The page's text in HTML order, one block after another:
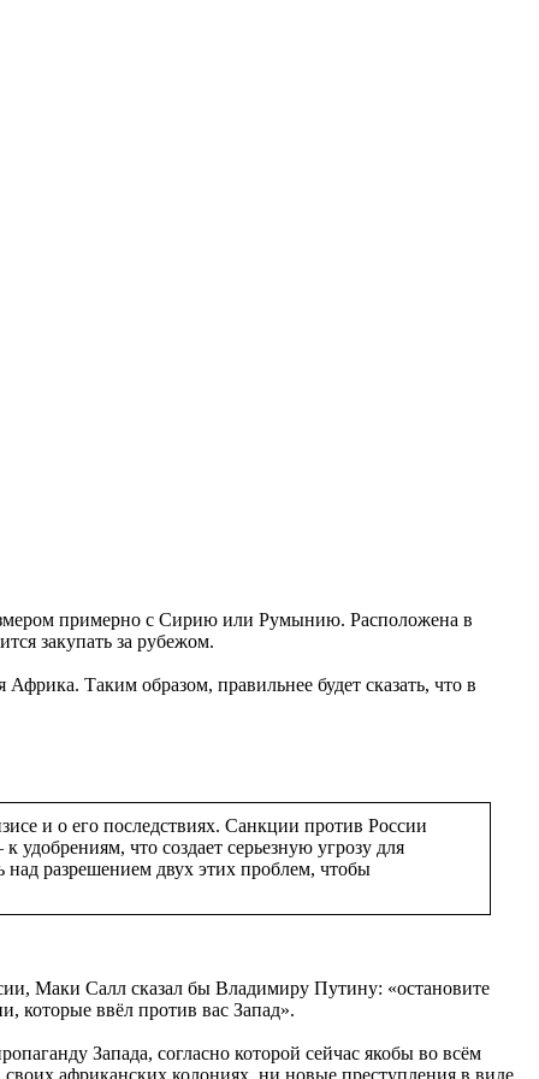
примерно с Сирию или Румынию. Расположена в
закупать за рубежом.
Таким образом, правильнее будет сказать, что в
и о его последствиях. Санкции против России
что создает серьезную угрозу для
разрешением двух этих проблем, чтобы
Маки Салл сказал бы Владимиру Путину: «остановите
которые ввёл против вас Запад».
Запада, согласно которой сейчас якобы во всём
африканских колониях, ни новые преступления в виде